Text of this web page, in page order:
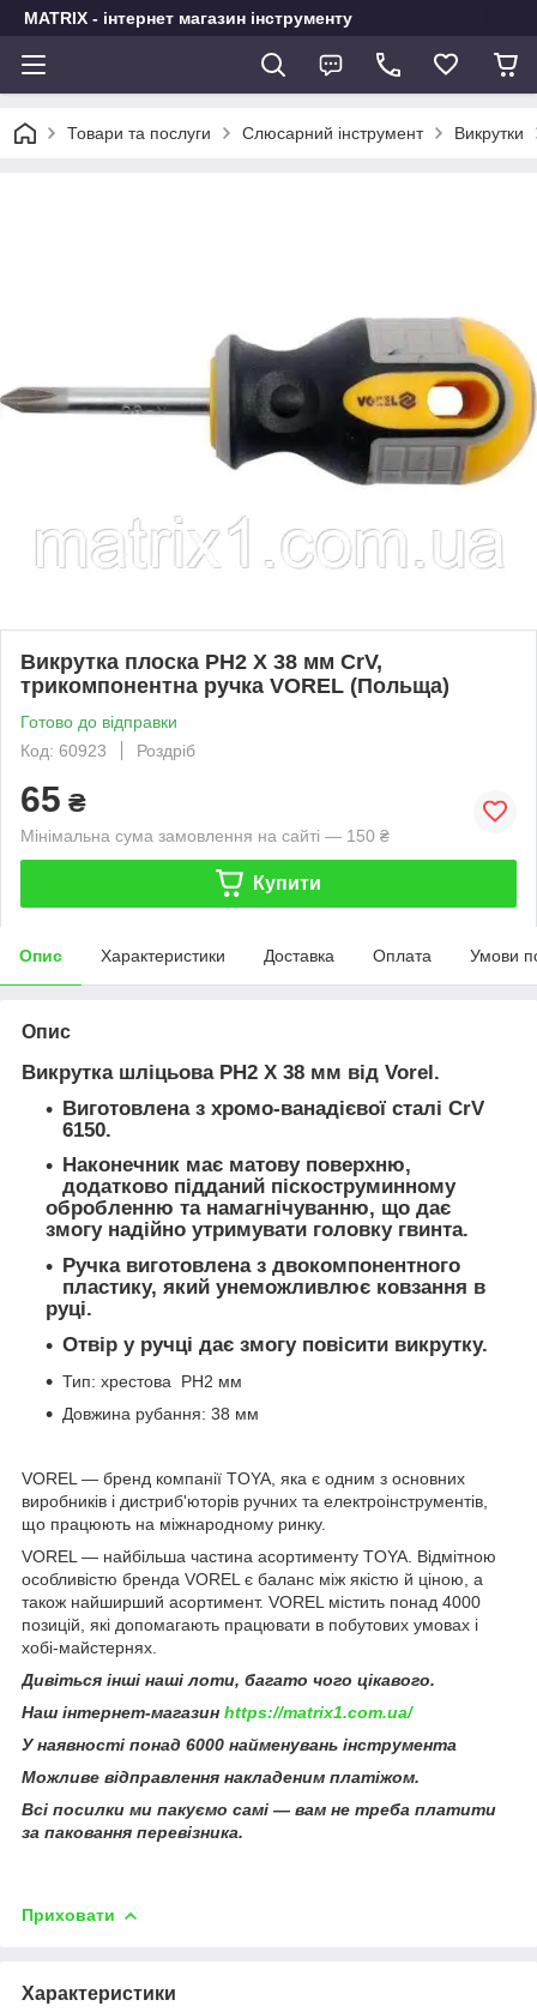
MATRIX - інтернет магазин інструменту
Товари та послуги Слюсарний інструмент Викрутки
Викрутка плоска PH2 Х 38 мм CrV,
трикомпонентна ручка VOREL (Польща)
Готово до відправки
Код: 60923
Роздріб
65 ₴
Мінімальна сума замовлення на сайті — 150 ₴
Купити
Опис Характеристики Доставка Оплата Умови
Опис
Викрутка шліцьова PH2 Х 38 мм від Vorel.
Виготовлена з хромо-ванадієвої сталі CrV
6150.
Наконечник має матову поверхню,
додатково підданий піскоструминному
обробленню та намагнічуванню, що дає
змогу надійно утримувати головку гвинта.
Ручка виготовлена з двокомпонентного
пластику, який унеможливлює ковзання в
руці.
Отвір у ручці дає змогу повісити викрутку.
Тип: хрестова PH2 мм
Довжина рубання: 38 мм
VOREL — бренд компанії TOYA, яка є одним з основних
виробників і дистриб'юторів ручних та електроінструментів,
що працюють на міжнародному ринку.
VOREL — найбільша частина асортименту TOYA. Відмітною
особливістю бренда VOREL є баланс між якістю й ціною, а
також найширший асортимент. VOREL містить понад 4000
позицій, які допомагають працювати в побутових умовах і
хобі-майстернях.
Дивіться інші наші лоти, багато чого цікавого.
Наш інтернет-магазин https://matrix1.com.ua/
У наявності понад 6000 найменувань інструмента
Можливе відправлення накладеним платіжом.
Всі посилки ми пакуємо самі — вам не треба платити
за паковання перевізника.
Приховати
Характеристики